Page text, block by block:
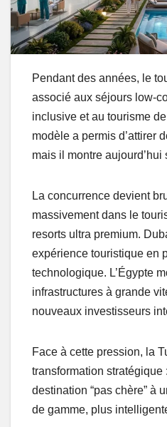
Pendant des années, le
associé aux séjours low-
inclusive et au tourisme
modèle a permis d’attirer
mais il montre aujourd’hui
La concurrence devient
massivement dans le
resorts ultra premium.
expérience touristique en
technologique. L’Égypte
infrastructures à grande
nouveaux investisseurs
Face à cette pression, la
transformation stratégique
destination “pas chère” à
de gamme, plus